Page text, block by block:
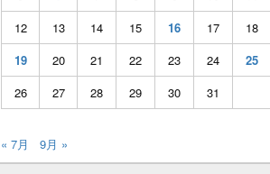
12
13 14 15 16 17
18
19
20 21 22 23 24
25
26
27 28 29 30 31
« 7月 9月 »